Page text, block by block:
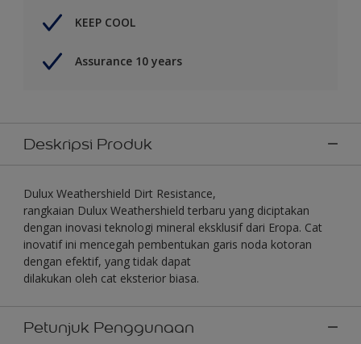
KEEP COOL
Assurance 10 years
Deskripsi Produk
Dulux Weathershield Dirt Resistance,
rangkaian Dulux Weathershield terbaru yang diciptakan
dengan inovasi teknologi mineral eksklusif dari Eropa. Cat
inovatif ini mencegah pembentukan garis noda kotoran
dengan efektif, yang tidak dapat
dilakukan oleh cat eksterior biasa.
Petunjuk Penggunaan